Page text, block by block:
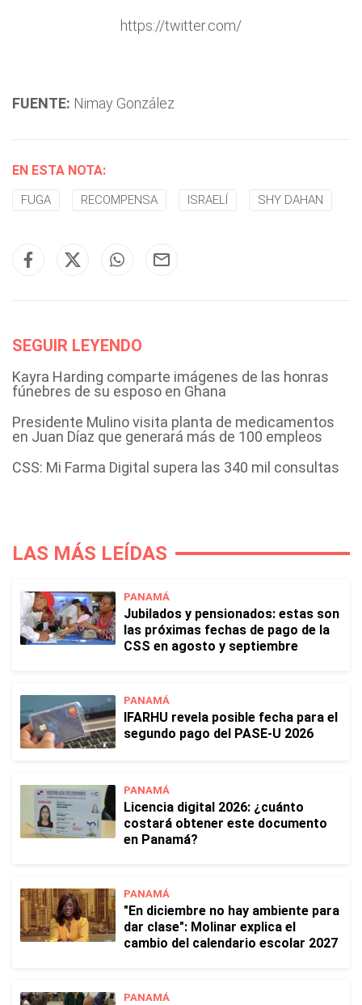
https://twitter.com/
FUENTE: Nimay González
EN ESTA NOTA:
FUGA RECOMPENSA ISRAELÍ SHY DAHAN
SEGUIR LEYENDO
Kayra Harding comparte imágenes de las honras
fúnebres de su esposo en Ghana
Presidente Mulino visita planta de medicamentos
en Juan Díaz que generará más de 100 empleos
CSS: Mi Farma Digital supera las 340 mil consultas
LAS MÁS LEÍDAS
PANAMÁ
Jubilados y pensionados: estas son
las próximas fechas de pago de la
CSS en agosto y septiembre
PANAMÁ
IFARHU revela posible fecha para el
segundo pago del PASE-U 2026
PANAMÁ
Licencia digital 2026: ¿cuánto
costará obtener este documento
en Panamá?
PANAMÁ
"En diciembre no hay ambiente para
dar clase": Molinar explica el
cambio del calendario escolar 2027
PANAMÁ